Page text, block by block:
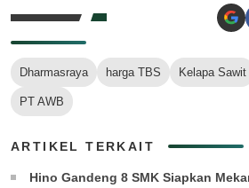
Dharmasraya harga TBS Kelapa Sawit
PT AWB
ARTIKEL TERKAIT
Hino Gandeng 8 SMK Siapkan